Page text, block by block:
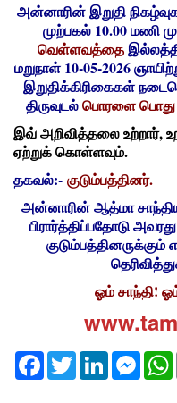
அன்னாரின் இறுதி
முற்பகல் 10.00 மணி
வெள்ளவத்தை
மறுநாள் 10-05-2026
இறுதிக்கிரிகைகள்
திருவுடல்பொரளை பொது
இவ் அறிவித்தலை உற்றார்,
ஏற்றுக் கொள்ளவும்.
தகவல்:- குடும்பத்தினர்.
அன்னாரின் ஆத்மா
பிரார்த்திப்பதோடு
ஓம் சாந்தி!
FacebookTwitterLinkedIn